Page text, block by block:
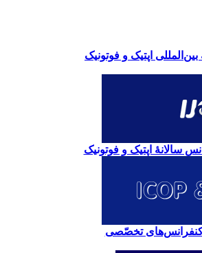
اپتیک و فوتونیک
سالانۀ اپتیک و فوتونیک
تخصّصی